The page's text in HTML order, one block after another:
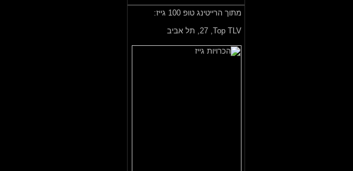
מתוך הרייטינג טופ 100 גייז:
Top TLV, 27, תל אביב